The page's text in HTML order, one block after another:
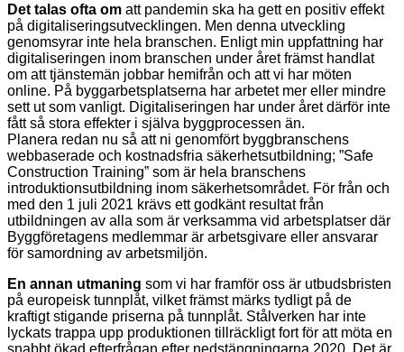
Det talas ofta om att pandemin ska ha gett en positiv effekt
på digitaliseringsutvecklingen. Men denna utveckling
genomsyrar inte hela branschen. Enligt min uppfattning har
digitaliseringen inom branschen under året främst handlat
om att tjänstemän jobbar hemifrån och att vi har möten
online. På byggarbetsplatserna har arbetet mer eller mindre
sett ut som vanligt. Digitaliseringen har under året därför inte
fått så stora effekter i själva byggprocessen än.
Planera redan nu så att ni genomfört byggbranschens
webbaserade och kostnadsfria säkerhetsutbildning; ”Safe
Construction Training” som är hela branschens
introduktionsutbildning inom säkerhetsområdet. För från och
med den 1 juli 2021 krävs ett godkänt resultat från
utbildningen av alla som är verksamma vid arbetsplatser där
Byggföretagens medlemmar är arbetsgivare eller ansvarar
för samordning av arbetsmiljön.
En annan utmaning som vi har framför oss är utbudsbristen
på europeisk tunnplåt, vilket främst märks tydligt på de
kraftigt stigande priserna på tunnplåt. Stålverken har inte
lyckats trappa upp produktionen tillräckligt fort för att möta en
snabbt ökad efterfrågan efter nedstängningarna 2020. Det är